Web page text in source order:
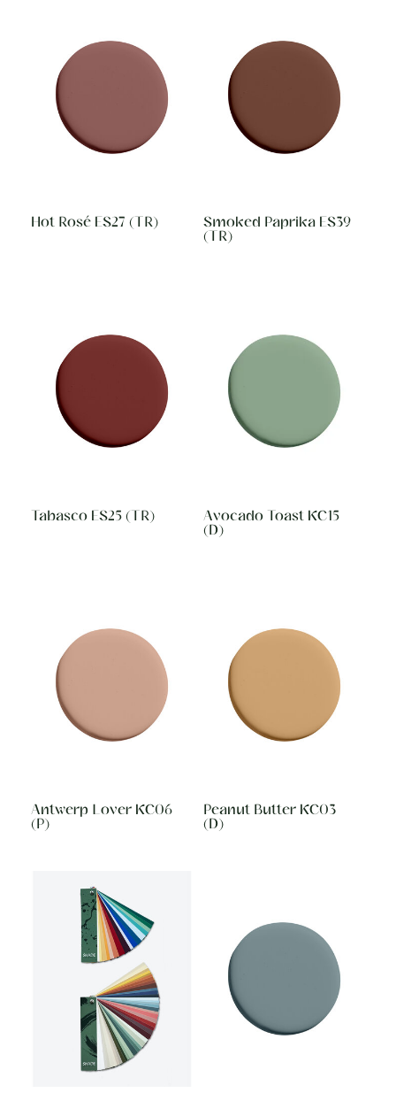
Hot Rosé ES27 (TR)
Smoked Paprika ES39
(TR)
Tabasco ES25 (TR)
Avocado Toast KC15
(D)
Antwerp Lover KC06
(P)
Peanut Butter KC03
(D)